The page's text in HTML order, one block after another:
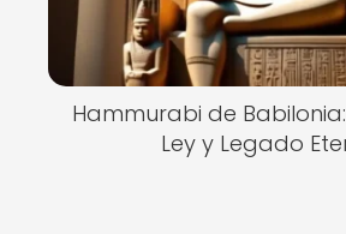
Hammurabi de
Ley y Legado